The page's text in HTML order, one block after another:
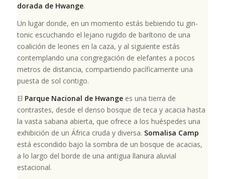
dorada de Hwange.
Un lugar donde, en un momento estás bebiendo tu gin-
tonic escuchando el lejano rugido de barítono de una
coalición de leones en la caza, y al siguiente estás
contemplando una congregación de elefantes a pocos
metros de distancia, compartiendo pacíficamente una
puesta de sol contigo.
El Parque Nacional de Hwangees una tierra de
contrastes, desde el denso bosque de teca y acacia hasta
la vasta sabana abierta, que ofrece a los huéspedes una
exhibición de un África cruda y diversa. Somalisa Camp
está escondido bajo la sombra de un bosque de acacias,
a lo largo del borde de una antigua llanura aluvial
estacional.